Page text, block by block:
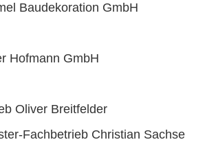
Baudekoration GmbH
Hofmann GmbH
Oliver Breitfelder
Fachbetrieb Christian Sachse